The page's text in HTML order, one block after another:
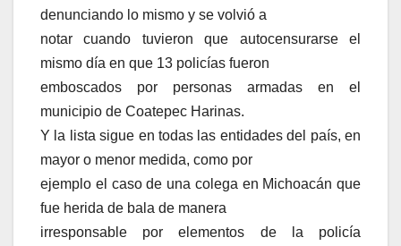
denunciando lo mismo y se volvió a
notar cuando tuvieron que autocensurarse el
mismo día en que 13 policías fueron
emboscados por personas armadas en el
municipio de Coatepec Harinas.
Y la lista sigue en todas las entidades del país, en
mayor o menor medida, como por
ejemplo el caso de una colega en Michoacán que
fue herida de bala de manera
irresponsable por elementos de la policía